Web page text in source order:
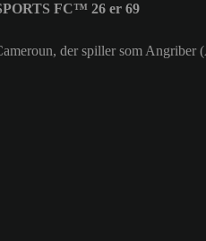
FC™ 26 er 69
der spiller som